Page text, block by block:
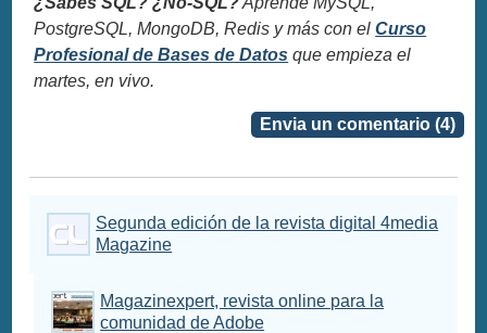
PostgreSQL, MongoDB, Redis y más con elCurso
Profesional de Bases de Datos que empieza el
martes, en vivo.
Envia un comentario (4)
Segunda edición de la revista digital 4media
Magazine
Magazinexpert, revista online para la
comunidad de Adobe